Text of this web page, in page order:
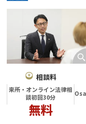
相談料
来所・オンライン法律相
談初回30分
無料